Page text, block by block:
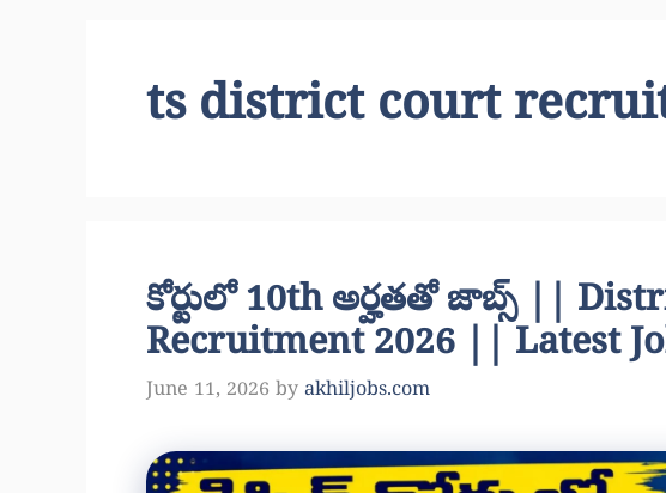
ts district court
కోర్టులో 10th అర్హతతో జాబ్స్ ||
Recruitment 2026 || Latest
June 11, 2026 by akhiljobs.com